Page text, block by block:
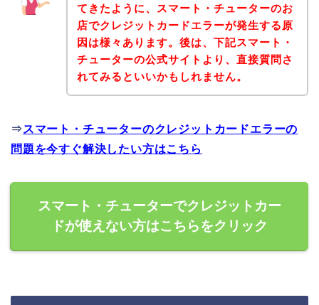
てきたように、スマート・チューターのお
店でクレジットカードエラーが発生する原
因は様々あります。後は、下記スマート・
チューターの公式サイトより、直接質問さ
れてみるといいかもしれません。
⇒ スマート・チューターのクレジットカードエラーの
問題を今すぐ解決したい方はこちら
スマート・チューターでクレジットカー
ドが使えない方はこちらをクリック